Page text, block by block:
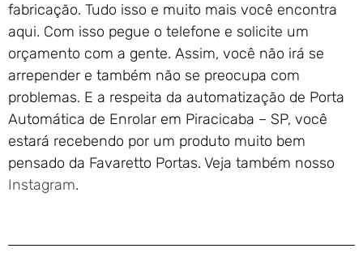
fabricação. Tudo isso e muito mais você encontra
aqui. Com isso pegue o telefone e solicite um
orçamento com a gente. Assim, você não irá se
arrepender e também não se preocupa com
problemas. E a respeita da automatização de Porta
Automática de Enrolar em Piracicaba – SP, você
estará recebendo por um produto muito bem
pensado da Favaretto Portas. Veja também nosso
Instagram.